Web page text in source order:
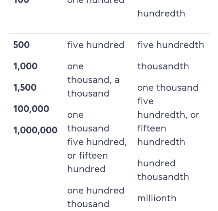
hundredth
500
1,000
1,500
100,000
1,000,000
five hundred
one
thousand, a
thousand
one
thousand
five hundred,
or fifteen
hundred
one hundred
thousand
five hundredth
thousandth
one thousand
five
hundredth, or
fifteen
hundredth
hundred
thousandth
millionth